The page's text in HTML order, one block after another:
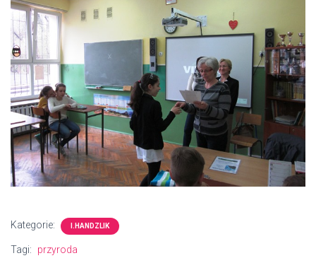
Kategorie: I.HANDZLIK
Tagi: przyroda